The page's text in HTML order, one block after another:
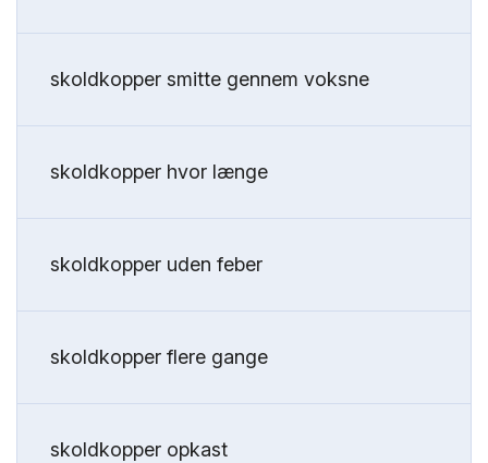
skoldkopper smitte gennem voksne
skoldkopper hvor længe
skoldkopper uden feber
skoldkopper flere gange
skoldkopper opkast